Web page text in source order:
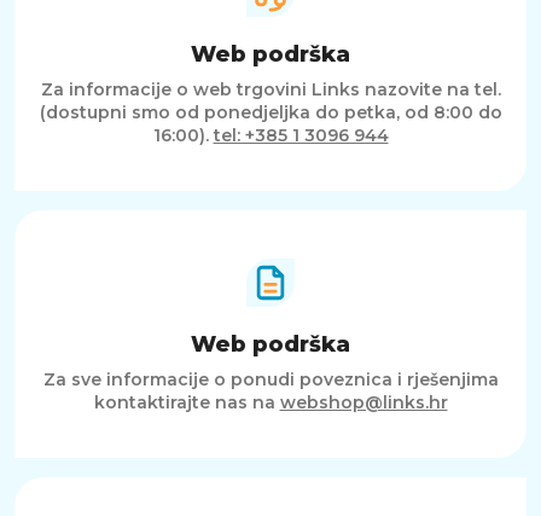
Web podrška
Za informacije o web trgovini Links nazovite na tel.
(dostupni smo od ponedjeljka do petka, od 8:00 do
16:00).tel: +385 1 3096 944
Web podrška
Za sve informacije o ponudi poveznica i rješenjima
kontaktirajte nas na webshop@links.hr